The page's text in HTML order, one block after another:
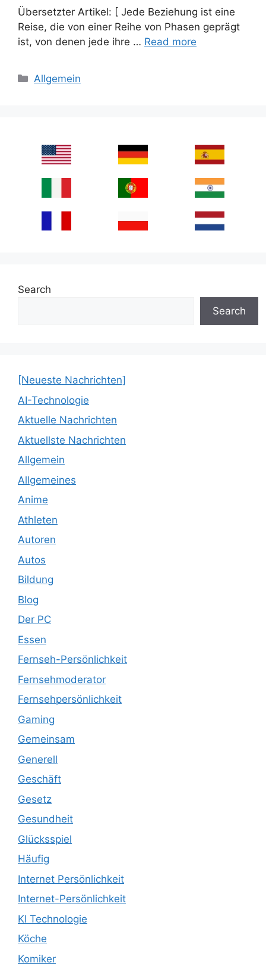
Übersetzter Artikel: [ Jede Beziehung ist eine
Reise, die von einer Reihe von Phasen geprägt
ist, von denen jede ihre … Read more
Categories
Allgemein
Search
Search
[Neueste Nachrichten]
AI-Technologie
Aktuelle Nachrichten
Aktuellste Nachrichten
Allgemein
Allgemeines
Anime
Athleten
Autoren
Autos
Bildung
Blog
Der PC
Essen
Fernseh-Persönlichkeit
Fernsehmoderator
Fernsehpersönlichkeit
Gaming
Gemeinsam
Generell
Geschäft
Gesetz
Gesundheit
Glücksspiel
Häufig
Internet Persönlichkeit
Internet-Persönlichkeit
KI Technologie
Köche
Komiker